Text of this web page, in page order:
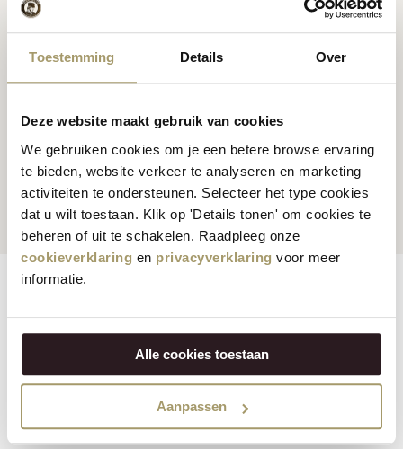
Toestemming Details Over
Deze website maakt gebruik van cookies
We gebruiken cookies om je een betere browse ervaring
te bieden, website verkeer te analyseren en marketing
activiteiten te ondersteunen. Selecteer het type cookies
dat u wilt toestaan. Klik op 'Details tonen' om cookies te
beheren of uit te schakelen. Raadpleeg onze
cookieverklaring en privacyverklaring voor meer
informatie.
Alle cookies toestaan
Aanpassen
Kaas inspiratie recepten Premium Hollandsekaas
Klanten beoordelen ons
gemiddeld met een 9.5
Snelle en betrouwbare
levering
Eigenschappen
Vegan: Nee
Beschikbaarheid: Amerika